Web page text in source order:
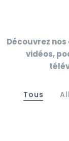
Découvrez
vidéos,
Tous